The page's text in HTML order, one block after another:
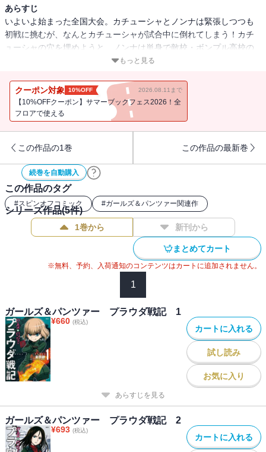
あらすじ
いよいよ始まった全国大会。カチューシャとノンナは緊張しつつも
初戦に挑むが、なんとカチューシャが試合中に倒れてしまう！カチ
ューシャの穴を埋めようと、ノンナは単身で敵校・ボンプル高校の
もっと見る
クーポン対象 10%OFF 2026.08.11まで
【10%OFFクーポン】サマーブックフェス2026！全
フロアで使える
この作品の1巻 この作品の最新巻
続巻を自動購入
この作品のタグ
#スピンオフコミック #ガールズ＆パンツァー関連作
シリーズ作品(5件)
1巻から 新刊から
まとめてカート
※無料、予約、入荷通知のコンテンツはカートに追加されません。
1
ガールズ＆パンツァー プラウダ戦記 1
¥660 (税込)
カートに入れる
試し読み
お気に入り
あらすじを見る
ガールズ＆パンツァー プラウダ戦記 2
¥693 (税込)
カートに入れる